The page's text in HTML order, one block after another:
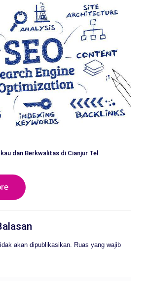
dan Berkwalitas di Cianjur Tel.
akan dipublikasikan. Ruas yang wajib